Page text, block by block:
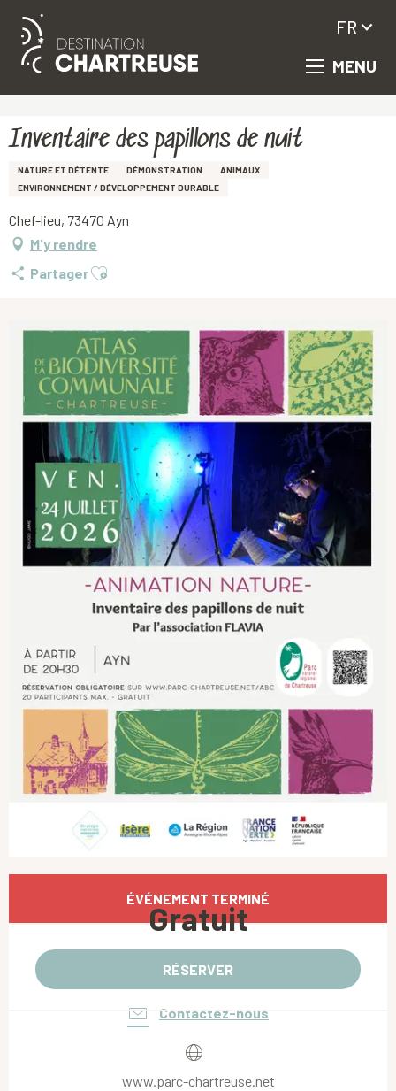
Aller
principal
MENU
FR
Inventaire des papillons de nuit
NATURE ET DÉTENTE DÉMONSTRATION
ANIMAUX
ENVIRONNEMENT / DÉVELOPPEMENT DURABLE
Chef-lieu, 73470 Ayn
M'y rendre
PartagerAjouter aux favoris
Ouverture et coordonnées
ÉVÉNEMENT TERMINÉ
Gratuit
RÉSERVER
Contactez-nous
www.parc-chartreuse.net